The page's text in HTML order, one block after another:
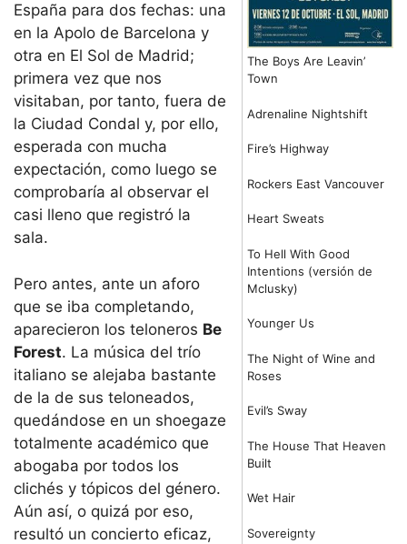
The Boys Are Leavin’
Town
Adrenaline Nightshift
Fire’s Highway
Rockers East Vancouver
Heart Sweats
To Hell With Good
Intentions (versión de
Mclusky)
Younger Us
The Night of Wine and
Roses
Evil’s Sway
The House That Heaven
Built
Wet Hair
Sovereignty
España para dos fechas: una
en la Apolo de Barcelona y
otra en El Sol de Madrid;
primera vez que nos
visitaban, por tanto, fuera de
la Ciudad Condal y, por ello,
esperada con mucha
expectación, como luego se
comprobaría al observar el
casi lleno que registró la
sala.
Pero antes, ante un aforo
que se iba completando,
aparecieron los teloneros Be
Forest. La música del trío
italiano se alejaba bastante
de la de sus teloneados,
quedándose en un shoegaze
totalmente académico que
abogaba por todos los
clichés y tópicos del género.
Aún así, o quizá por eso,
resultó un concierto eficaz,